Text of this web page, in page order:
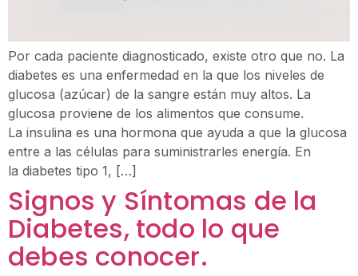
Por cada paciente diagnosticado, existe otro que no. La
diabetes es una enfermedad en la que los niveles de
glucosa (azúcar) de la sangre están muy altos. La
glucosa proviene de los alimentos que consume.
La insulina es una hormona que ayuda a que la glucosa
entre a las células para suministrarles energía. En
la diabetes tipo 1, […]
Signos y Síntomas de la
Diabetes, todo lo que
debes conocer.